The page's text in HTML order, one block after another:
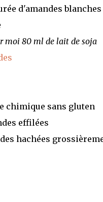
d'amandes blanches
moi 80 ml de lait de soja
chimique sans gluten
effilées
hachées